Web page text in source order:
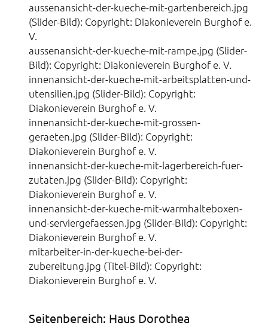
aussenansicht-der-kueche-mit-gartenbereich.jpg
(Slider-Bild): Copyright: Diakonieverein Burghof e.
V.
aussenansicht-der-kueche-mit-rampe.jpg (Slider-
Bild): Copyright: Diakonieverein Burghof e. V.
innenansicht-der-kueche-mit-arbeitsplatten-und-
utensilien.jpg (Slider-Bild): Copyright:
Diakonieverein Burghof e. V.
innenansicht-der-kueche-mit-grossen-
geraeten.jpg (Slider-Bild): Copyright:
Diakonieverein Burghof e. V.
innenansicht-der-kueche-mit-lagerbereich-fuer-
zutaten.jpg (Slider-Bild): Copyright:
Diakonieverein Burghof e. V.
innenansicht-der-kueche-mit-warmhalteboxen-
und-serviergefaessen.jpg (Slider-Bild): Copyright:
Diakonieverein Burghof e. V.
mitarbeiter-in-der-kueche-bei-der-
zubereitung.jpg (Titel-Bild): Copyright:
Diakonieverein Burghof e. V.
Seitenbereich: Haus Dorothea